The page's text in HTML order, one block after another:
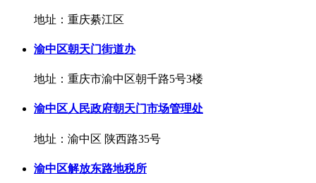
地址：重庆綦江区
渝中区朝天门街道办
地址：重庆市渝中区朝千路5号3楼
渝中区人民政府朝天门市场管理处
地址：渝中区 陕西路35号
渝中区解放东路地税所